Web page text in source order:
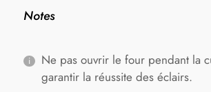
Notes
Ne pas ouvrir le four pendant la
garantir la réussite des éclairs.